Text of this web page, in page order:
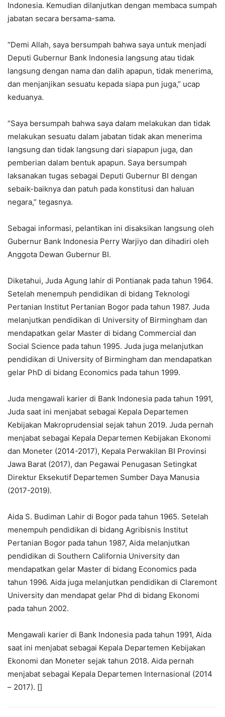
Indonesia. Kemudian dilanjutkan dengan membaca sumpah
jabatan secara bersama-sama.
“Demi Allah, saya bersumpah bahwa saya untuk menjadi
Deputi Gubernur Bank Indonesia langsung atau tidak
langsung dengan nama dan dalih apapun, tidak menerima,
dan menjanjikan sesuatu kepada siapa pun juga,” ucap
keduanya.
“Saya bersumpah bahwa saya dalam melakukan dan tidak
melakukan sesuatu dalam jabatan tidak akan menerima
langsung dan tidak langsung dari siapapun juga, dan
pemberian dalam bentuk apapun. Saya bersumpah
laksanakan tugas sebagai Deputi Gubernur BI dengan
sebaik-baiknya dan patuh pada konstitusi dan haluan
negara,” tegasnya.
Sebagai informasi, pelantikan ini disaksikan langsung oleh
Gubernur Bank Indonesia Perry Warjiyo dan dihadiri oleh
Anggota Dewan Gubernur BI.
Diketahui, Juda Agung lahir di Pontianak pada tahun 1964.
Setelah menempuh pendidikan di bidang Teknologi
Pertanian Institut Pertanian Bogor pada tahun 1987. Juda
melanjutkan pendidikan di University of Birmingham dan
mendapatkan gelar Master di bidang Commercial dan
Social Science pada tahun 1995. Juda juga melanjutkan
pendidikan di University of Birmingham dan mendapatkan
gelar PhD di bidang Economics pada tahun 1999.
Juda mengawali karier di Bank Indonesia pada tahun 1991,
Juda saat ini menjabat sebagai Kepala Departemen
Kebijakan Makroprudensial sejak tahun 2019. Juda pernah
menjabat sebagai Kepala Departemen Kebijakan Ekonomi
dan Moneter (2014-2017), Kepala Perwakilan BI Provinsi
Jawa Barat (2017), dan Pegawai Penugasan Setingkat
Direktur Eksekutif Departemen Sumber Daya Manusia
(2017-2019).
Aida S. Budiman Lahir di Bogor pada tahun 1965. Setelah
menempuh pendidikan di bidang Agribisnis Institut
Pertanian Bogor pada tahun 1987, Aida melanjutkan
pendidikan di Southern California University dan
mendapatkan gelar Master di bidang Economics pada
tahun 1996. Aida juga melanjutkan pendidikan di Claremont
University dan mendapat gelar Phd di bidang Ekonomi
pada tahun 2002.
Mengawali karier di Bank Indonesia pada tahun 1991, Aida
saat ini menjabat sebagai Kepala Departemen Kebijakan
Ekonomi dan Moneter sejak tahun 2018. Aida pernah
menjabat sebagai Kepala Departemen Internasional (2014
– 2017). []